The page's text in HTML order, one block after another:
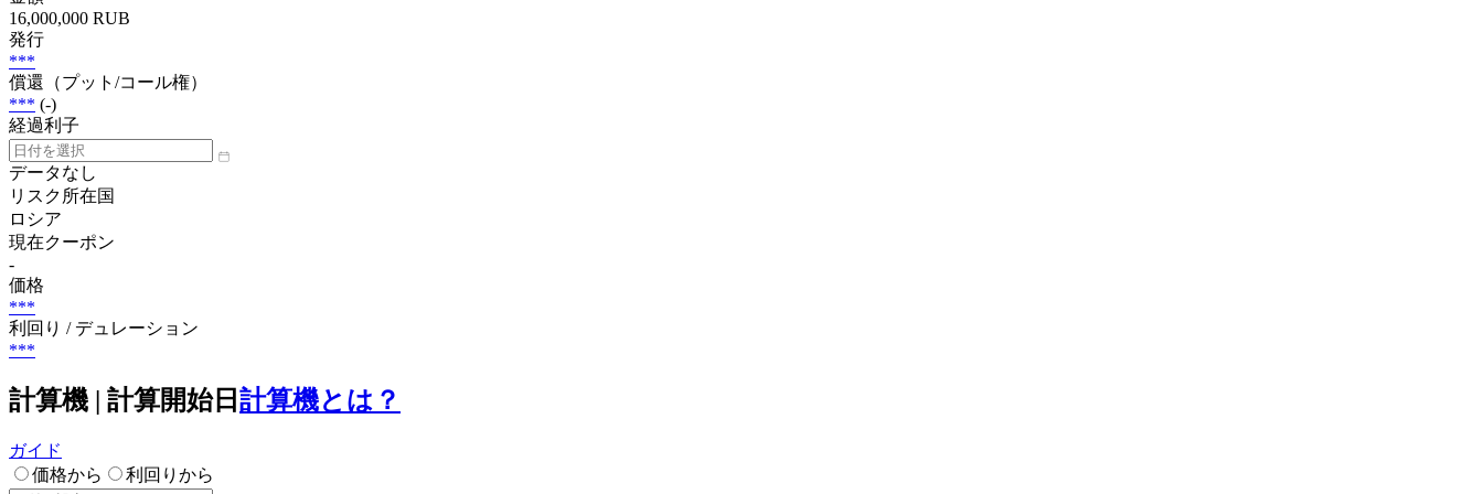
16,000,000 RUB
発行
***
償還（プット/コール権）
*** (-)
経過利子
データなし
リスク所在国
ロシア
現在クーポン
-
価格
***
利回り / デュレーション
***
計算機 | 計算開始日 計算機とは？
ガイド
価格から
利回りから